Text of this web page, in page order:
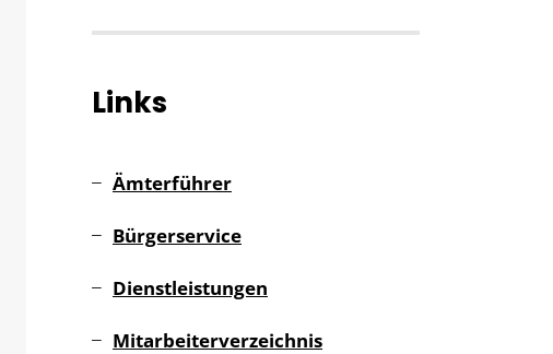
Links
Ämterführer
Bürgerservice
Dienstleistungen
Mitarbeiterverzeichnis